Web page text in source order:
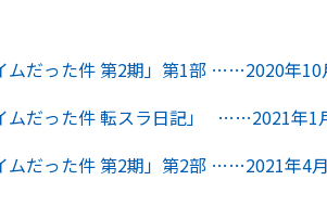
ムだった件 第2期」第1部 ……2020年10
ムだった件 転スラ日記」 ……2021年1
ムだった件 第2期」第2部 ……2021年4